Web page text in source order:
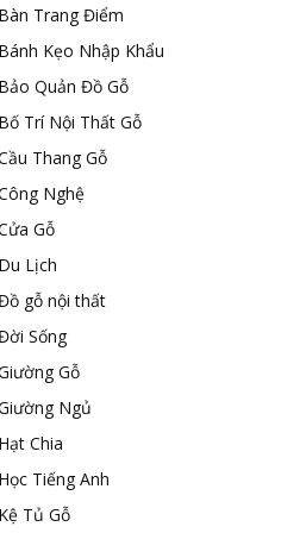
Trang Điểm
Kẹo Nhập Khẩu
Quản Đồ Gỗ
Trí Nội Thất Gỗ
Thang Gỗ
Nghệ
Gỗ
Lịch
gỗ nội thất
Sống
Gỗ
Ngủ
Chia
Tiếng Anh
Tủ Gỗ